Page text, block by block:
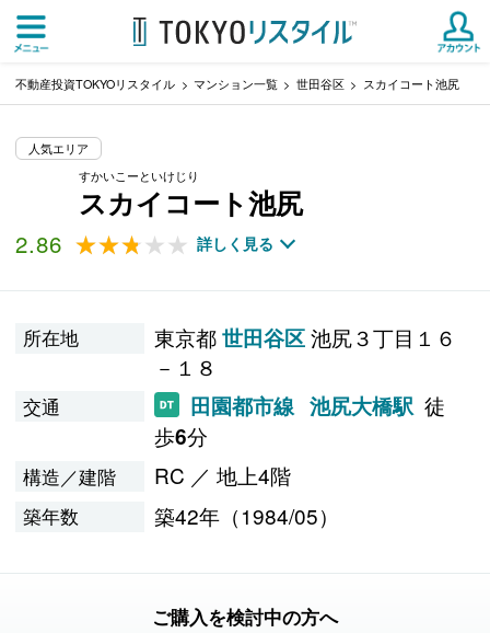
不動産投資TOKYOリスタイル マンション一覧 世田谷区 スカイコート池尻
人気エリア
すかいこーといけじり
スカイコート池尻
2.86 ★★★★★
★★★★★ 詳しく見る
所在地 東京都世田谷区池尻３丁目１６
－１８
交通 田園都市線 池尻大橋駅 徒
歩6分
構造／建階 RC ／ 地上4階
築年数 築42年（1984/05）
ご購入を検討中の方へ